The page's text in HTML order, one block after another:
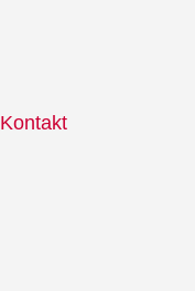
Kontakt